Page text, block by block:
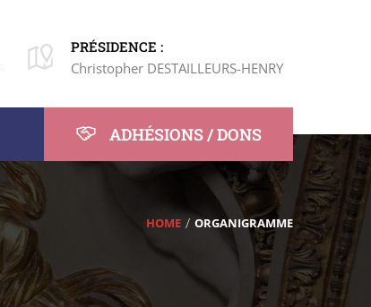
PRÉSIDENCE :
Christopher DESTAILLEURS-HENRY
ADHÉSIONS / DONS
HOME ORGANIGRAMME